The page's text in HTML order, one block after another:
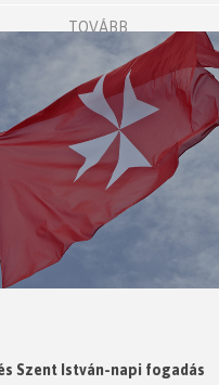
TOVÁBB
Szent István-napi fogadás